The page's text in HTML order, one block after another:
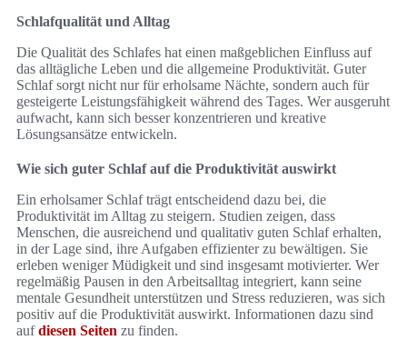
Schlafqualität und Alltag
Die Qualität des Schlafes hat einen maßgeblichen Einfluss auf
das alltägliche Leben und die allgemeine Produktivität. Guter
Schlaf sorgt nicht nur für erholsame Nächte, sondern auch für
gesteigerte Leistungsfähigkeit während des Tages. Wer ausgeruht
aufwacht, kann sich besser konzentrieren und kreative
Lösungsansätze entwickeln.
Wie sich guter Schlaf auf die Produktivität auswirkt
Ein erholsamer Schlaf trägt entscheidend dazu bei, die
Produktivität im Alltag zu steigern. Studien zeigen, dass
Menschen, die ausreichend und qualitativ guten Schlaf erhalten,
in der Lage sind, ihre Aufgaben effizienter zu bewältigen. Sie
erleben weniger Müdigkeit und sind insgesamt motivierter. Wer
regelmäßig Pausen in den Arbeitsalltag integriert, kann seine
mentale Gesundheit unterstützen und Stress reduzieren, was sich
positiv auf die Produktivität auswirkt. Informationen dazu sind
aufdiesen Seiten zu finden.